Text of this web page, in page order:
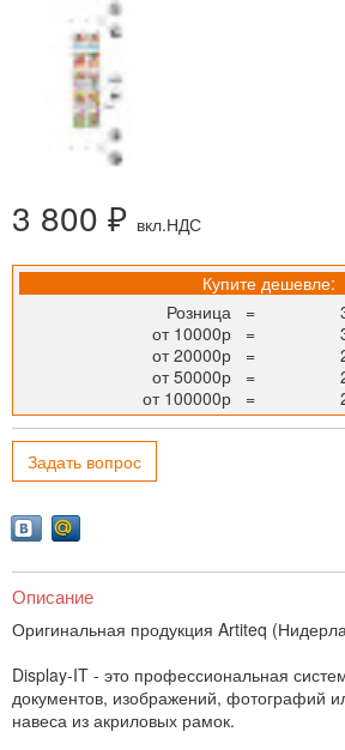
3 800 ₽ вкл.НДС
Купите дешевле:
Розница
=
от 10000р
=
от 20000р
=
от 50000р
=
от 100000р
=
Задать вопрос
Описание
Оригинальная продукция Artiteq
Display-IT - это профессиональная
документов, изображений, фотографий
навеса из акриловых рамок.